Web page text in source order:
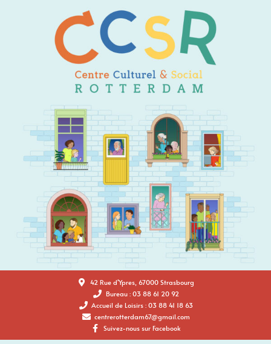
42 Rue d'Ypres, 67000 Strasbourg
Bureau : 03 88 61 20 92
Accueil de Loisirs : 03 88 41 18 63
centrerotterdam67@gmail.com
Suivez-nous sur Facebook